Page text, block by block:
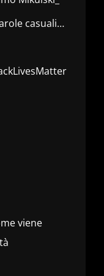
casuali…
viene